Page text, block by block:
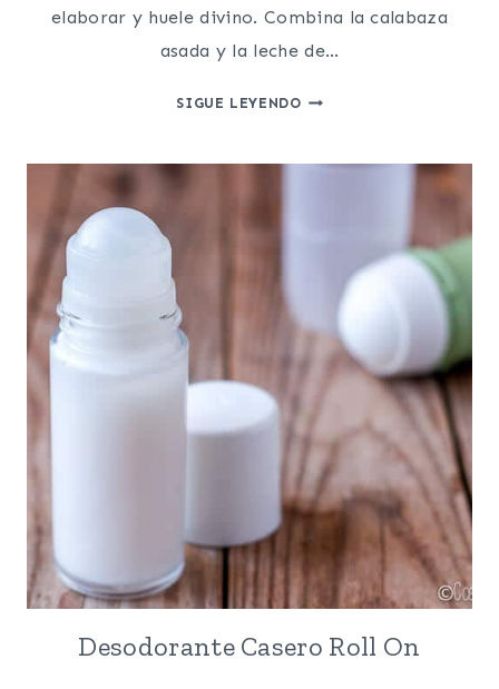
elaborar y huele divino. Combina la calabaza
asada y la leche de…
SIGUE LEYENDOJABÓN
Desodorante Casero Roll On